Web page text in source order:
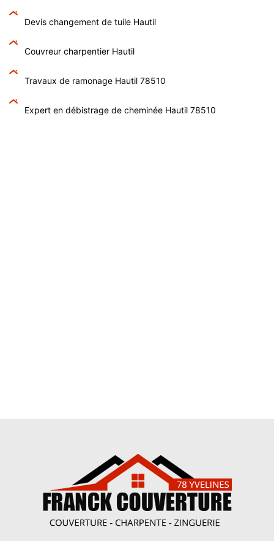
Devis changement de tuile Hautil
Couvreur charpentier Hautil
Travaux de ramonage Hautil 78510
Expert en débistrage de cheminée Hautil 78510